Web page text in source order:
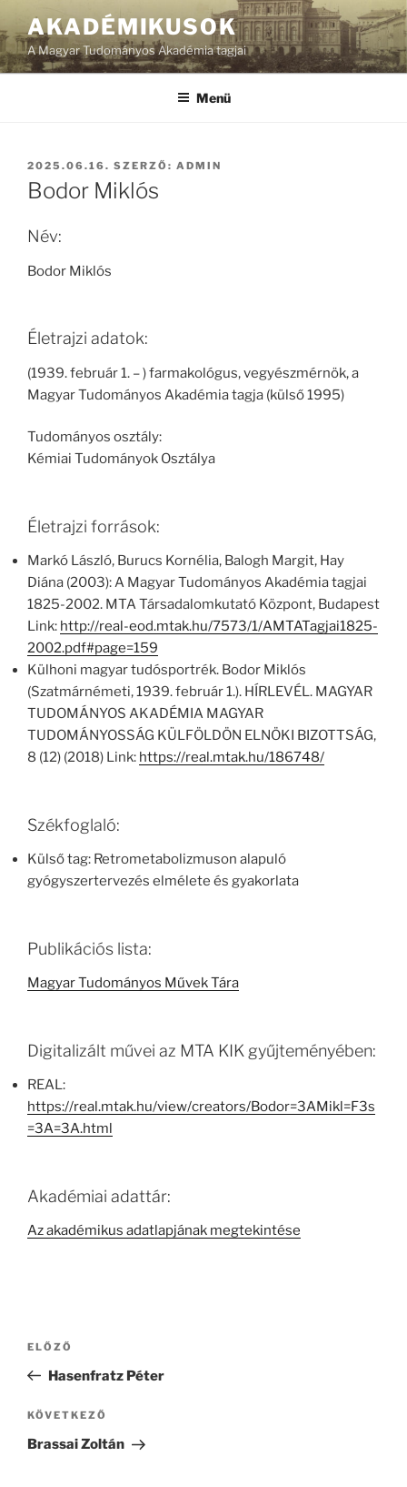
AKADÉMIKUSOK
A Magyar Tudományos Akadémia tagjai
Menü
BEKÜLDVE:
2025.06.16. SZERZŐ: ADMIN
Bodor Miklós
Név:
Bodor Miklós
Életrajzi adatok:
(1939. február 1. – ) farmakológus, vegyészmérnök, a
Magyar Tudományos Akadémia tagja (külső 1995)
Tudományos osztály:
Kémiai Tudományok Osztálya
Életrajzi források:
Markó László, Burucs Kornélia, Balogh Margit, Hay
Diána (2003): A Magyar Tudományos Akadémia tagjai
1825-2002. MTA Társadalomkutató Központ, Budapest
Link: http://real-eod.mtak.hu/7573/1/AMTATagjai1825-
2002.pdf#page=159
Külhoni magyar tudósportrék. Bodor Miklós
(Szatmárnémeti, 1939. február 1.). HÍRLEVÉL. MAGYAR
TUDOMÁNYOS AKADÉMIA MAGYAR
TUDOMÁNYOSSÁG KÜLFÖLDÖN ELNÖKI BIZOTTSÁG,
8 (12) (2018) Link: https://real.mtak.hu/186748/
Székfoglaló:
Külső tag: Retrometabolizmuson alapuló
gyógyszertervezés elmélete és gyakorlata
Publikációs lista:
Magyar Tudományos Művek Tára
Digitalizált művei az MTA KIK gyűjteményében:
REAL:
https://real.mtak.hu/view/creators/Bodor=3AMikl=F3s
=3A=3A.html
Akadémiai adattár:
Az akadémikus adatlapjának megtekintése
Bejegyzés
Korábbi
bejegyzés
ELŐZŐ
Hasenfratz Péter
Következő
bejegyzés
KÖVETKEZŐ
Brassai Zoltán